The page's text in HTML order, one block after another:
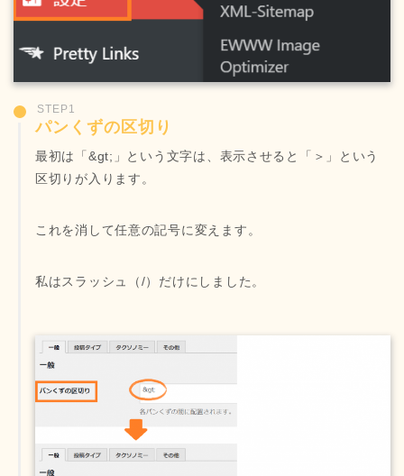
STEP1
パンくずの区切り
最初は「&gt;」という文字は、表示させると「＞」という
区切りが入ります。
これを消して任意の記号に変えます。
私はスラッシュ（/）だけにしました。